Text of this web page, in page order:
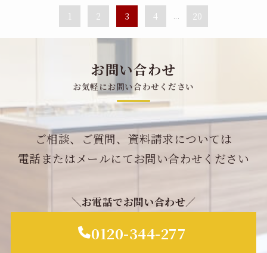
1 2 3 4 ... 20
お問い合わせ
お気軽にお問い合わせください
ご相談、ご質問、資料請求については
電話またはメールにてお問い合わせください
＼お電話でお問い合わせ／
0120-344-277